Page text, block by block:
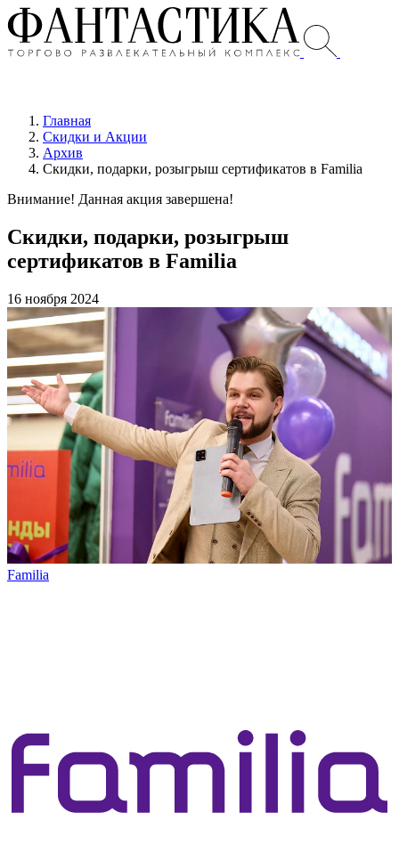
Главная
Скидки и Акции
Архив
Скидки, подарки, розыгрыш сертификатов в Familia
Внимание! Данная акция завершена!
Скидки, подарки, розыгрыш
сертификатов в Familia
16 ноября 2024
Familia